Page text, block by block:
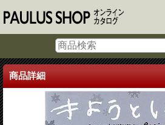
商品詳細